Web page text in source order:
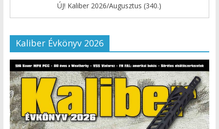
ÚJ! Kaliber 2026/Augusztus (340.)
Kaliber Évkönyv 2026